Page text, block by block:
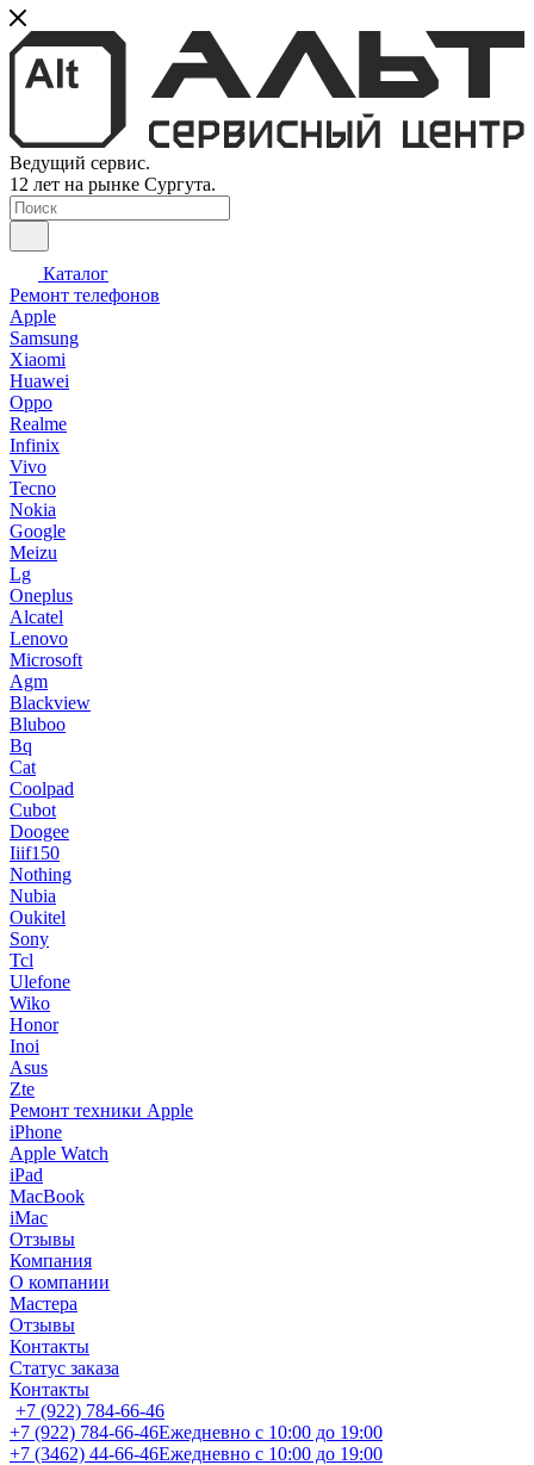
Ведущий сервис.
12 лет на рынке Сургута.
Каталог
Ремонт телефонов
Apple
Samsung
Xiaomi
Huawei
Oppo
Realme
Infinix
Vivo
Tecno
Nokia
Google
Meizu
Lg
Oneplus
Alcatel
Lenovo
Microsoft
Agm
Blackview
Bluboo
Bq
Cat
Coolpad
Cubot
Doogee
Iiif150
Nothing
Nubia
Oukitel
Sony
Tcl
Ulefone
Wiko
Honor
Inoi
Asus
Zte
Ремонт техники Apple
iPhone
Apple Watch
iPad
MacBook
iMac
Отзывы
Компания
О компании
Мастера
Отзывы
Контакты
Статус заказа
Контакты
+7 (922) 784-66-46
+7 (922) 784-66-46Ежедневно с 10:00 до 19:00
+7 (3462) 44-66-46Ежедневно с 10:00 до 19:00